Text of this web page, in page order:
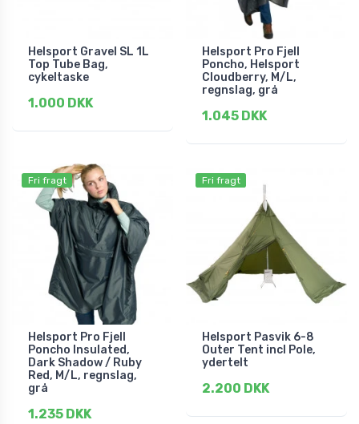
Helsport Gravel SL 1L
Top Tube Bag,
cykeltaske
1.000 DKK
Helsport Pro Fjell
Poncho, Helsport
Cloudberry, M/L,
regnslag, grå
1.045 DKK
Fri fragt
Helsport Pro Fjell
Poncho Insulated,
Dark Shadow / Ruby
Red, M/L, regnslag,
grå
1.235 DKK
Fri fragt
Helsport Pasvik 6-8
Outer Tent incl Pole,
ydertelt
2.200 DKK